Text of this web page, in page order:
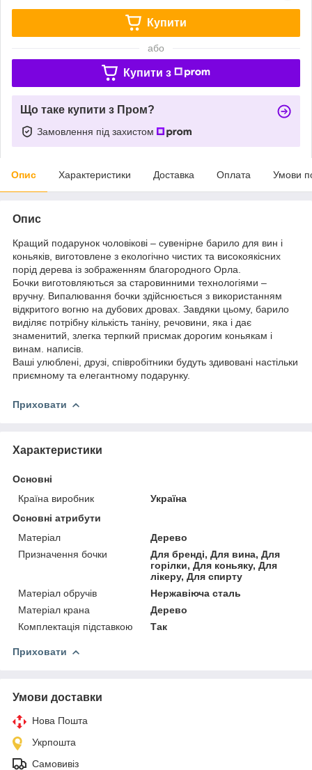
Купити
або
Купити з
Що таке купити з Пром?
Замовлення під захистом
Опис Характеристики Доставка Оплата Умови
Опис
Кращий подарунок чоловікові – сувенірне барило для вин і
коньяків, виготовлене з екологічно чистих та високоякісних
порід дерева із зображенням благородного Орла.
Бочки виготовляються за старовинними технологіями –
вручну. Випалювання бочки здійснюється з використанням
відкритого вогню на дубових дровах. Завдяки цьому, барило
виділяє потрібну кількість таніну, речовини, яка і дає
знаменитий, злегка терпкий присмак дорогим коньякам і
винам. написів.
Ваші улюблені, друзі, співробітники будуть здивовані настільки
приємному та елегантному подарунку.
Приховати
Характеристики
Основні
Країна виробник
Україна
Основні атрибути
Матеріал
Дерево
Призначення бочки
Для бренді, Для вина, Для
горілки, Для коньяку, Для
лікеру, Для спирту
Матеріал обручів
Нержавіюча сталь
Матеріал крана
Дерево
Комплектація підставкою
Так
Приховати
Умови доставки
Нова Пошта
Укрпошта
Самовивіз